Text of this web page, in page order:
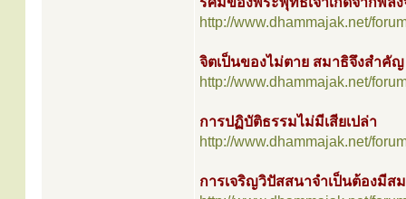
http://www.dhammajak.net/
จิตเป็นของไม่ตาย สมาธิจึงสำคัญ
http://www.dhammajak.net/
การปฏิบัติธรรมไม่มีเสียเปล่า
http://www.dhammajak.net/
การเจริญวิปัสสนาจำเป็นต้องมีส